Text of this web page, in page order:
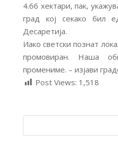
4.66 хектари, пак,
град кој секако бил
Десаретија.
Иако светски познат
промовиран. Наша
промениме. – изјави
Post Views: 1,518